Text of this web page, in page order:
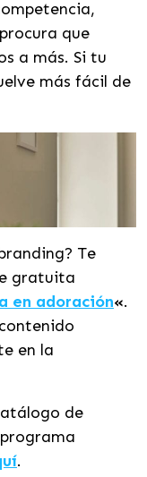
que
a más. Si tu
más fácil de
Te
gratuita
en adoración«.
en la
de
.